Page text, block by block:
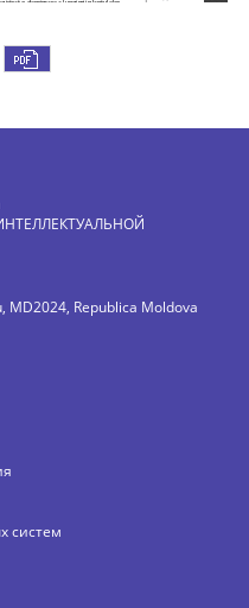
MD2024, Republica Moldova
систем